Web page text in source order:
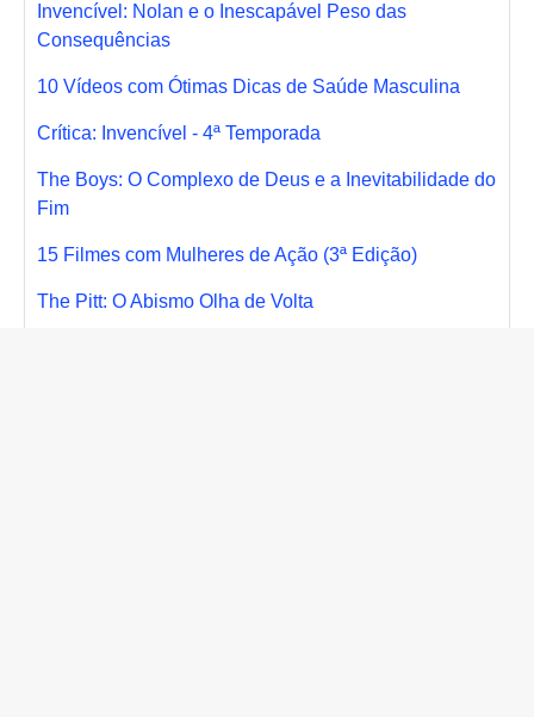
Invencível: Nolan e o Inescapável Peso das
Consequências
10 Vídeos com Ótimas Dicas de Saúde Masculina
Crítica: Invencível - 4ª Temporada
The Boys: O Complexo de Deus e a Inevitabilidade do
Fim
15 Filmes com Mulheres de Ação (3ª Edição)
The Pitt: O Abismo Olha de Volta